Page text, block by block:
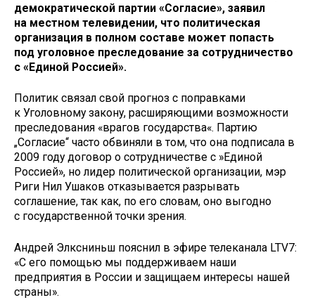
демократической партии «Согласие», заявил
на местном телевидении, что политическая
организация в полном составе может попасть
под уголовное преследование за сотрудничество
с «Единой Россией».
Политик связал свой прогноз с поправками
к Уголовному закону, расширяющими возможности
преследования «врагов государства«. Партию
„Согласие“ часто обвиняли в том, что она подписала в
2009 году договор о сотрудничестве с »Единой
Россией», но лидер политической организации, мэр
Риги Нил Ушаков отказывается разрывать
соглашение, так как, по его словам, оно выгодно
с государственной точки зрения.
Андрей Элксниньш пояснил в эфире телеканала LTV7:
«С его помощью мы поддерживаем наши
предприятия в России и защищаем интересы нашей
страны».